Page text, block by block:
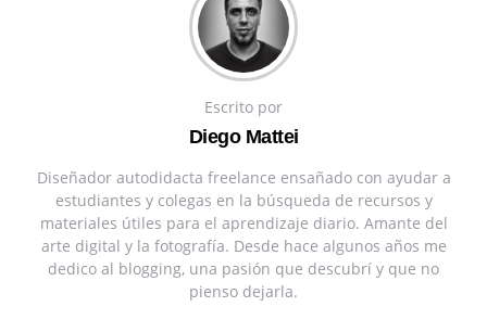
Escrito por
Diego Mattei
Diseñador autodidacta freelance ensañado con ayudar a
estudiantes y colegas en la búsqueda de recursos y
materiales útiles para el aprendizaje diario. Amante del
arte digital y la fotografía. Desde hace algunos años me
dedico al blogging, una pasión que descubrí y que no
pienso dejarla.